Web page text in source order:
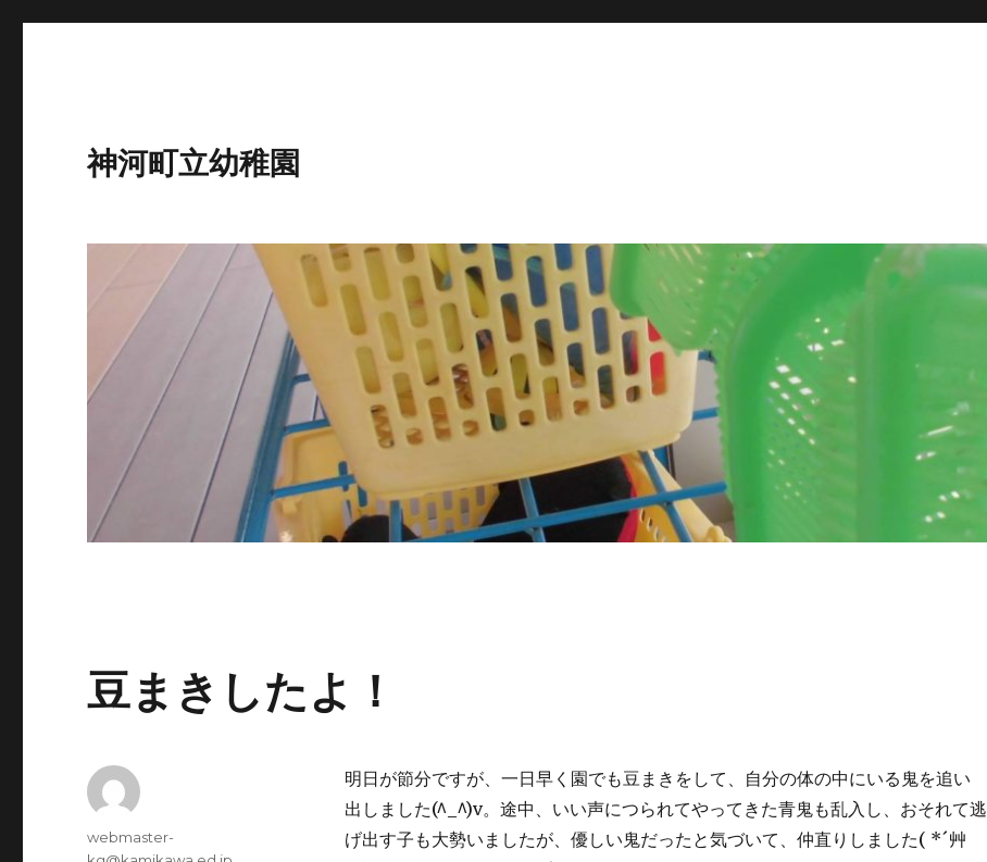
神河町立幼稚園
豆まきしたよ！
明日が節分ですが、一日早く園でも豆まきをして、自分の体の中にいる鬼を追い
出しました(^_^)v。途中、いい声につられてやってきた青鬼も乱入し、おそれて逃
げ出す子も大勢いましたが、優しい鬼だったと気づいて、仲直りしました( *´艸
投
webmaster-